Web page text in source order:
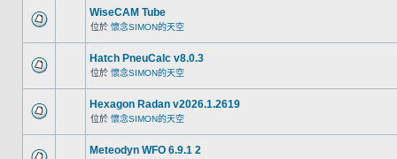
WiseCAM Tube
位於 懷念SIMON的天空
Hatch PneuCalc v8.0.3
位於 懷念SIMON的天空
Hexagon Radan v2026.1.2619
位於 懷念SIMON的天空
Meteodyn WFO 6.9.1 2